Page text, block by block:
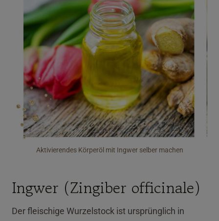
Aktivierendes Körperöl mit Ingwer selber machen
Ingwer (Zingiber officinale)
Der fleischige Wurzelstock ist ursprünglich in